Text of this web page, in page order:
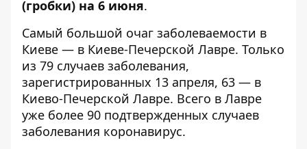
(гробки) на 6 июня.
Самый большой очаг заболеваемости в
Киеве — в Киеве-Печерской Лавре. Только
из 79 случаев заболевания,
зарегистрированных 13 апреля, 63 — в
Киево-Печерской Лавре. Всего в Лавре
уже более 90 подтвержденных случаев
заболевания коронавирус.